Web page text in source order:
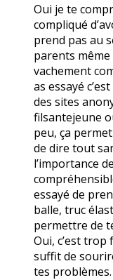
Oui je te
compliqué
prend pas au
parents même
vachement
as essayé
des sites
filsantejeune
peu, ça
de dire tout
l’importance
essayé de
balle, truc
permettre de
Oui, c’est
suffit de
tes